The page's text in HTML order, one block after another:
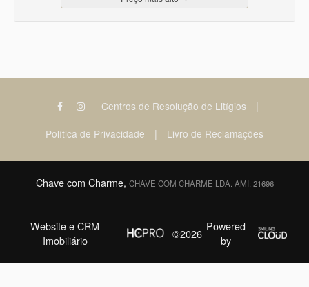
Centros de Resolução de Litígios |
Política de Privacidade | Livro de Reclamações
Chave com Charme, CHAVE COM CHARME LDA. AMI: 21696
Website e CRM
Imobiliário
©2026 Powered
by